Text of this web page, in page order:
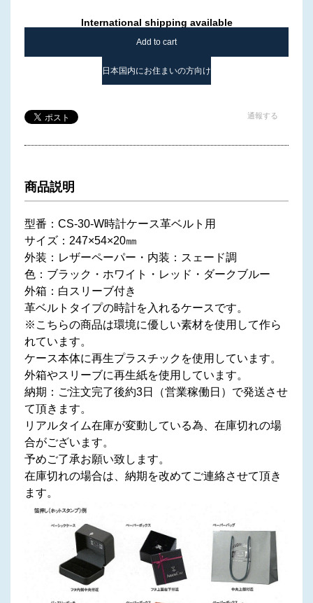
International shipping available
Add to cart
日本国内にお住まいの方向け
通報する
商品説明
型番：CS-30-W時計ケース革ベルト用
サイズ：247×54×20㎜
外装：レザーペーパー・内装：スェード調
色：ブラック・ホワイト・レッド・ダークブルー
外箱：白スリーブ付き
革ベルトタイプの時計を入れるケースです。
※こちらの商品は環境に優しい素材を使用して作ら
れています。
ケース本体に再生プラスチックを使用しています。
外箱やスリーブに再生紙を使用しています。
納期：ご注文完了後約3日（営業稼働日）で発送させ
て頂きます。
リアルタイム在庫が変動している為、在庫切れの場
合がございます。
予めご了承お願い致します。
在庫切れの場合は、納期を改めてご連絡させて頂き
ます。